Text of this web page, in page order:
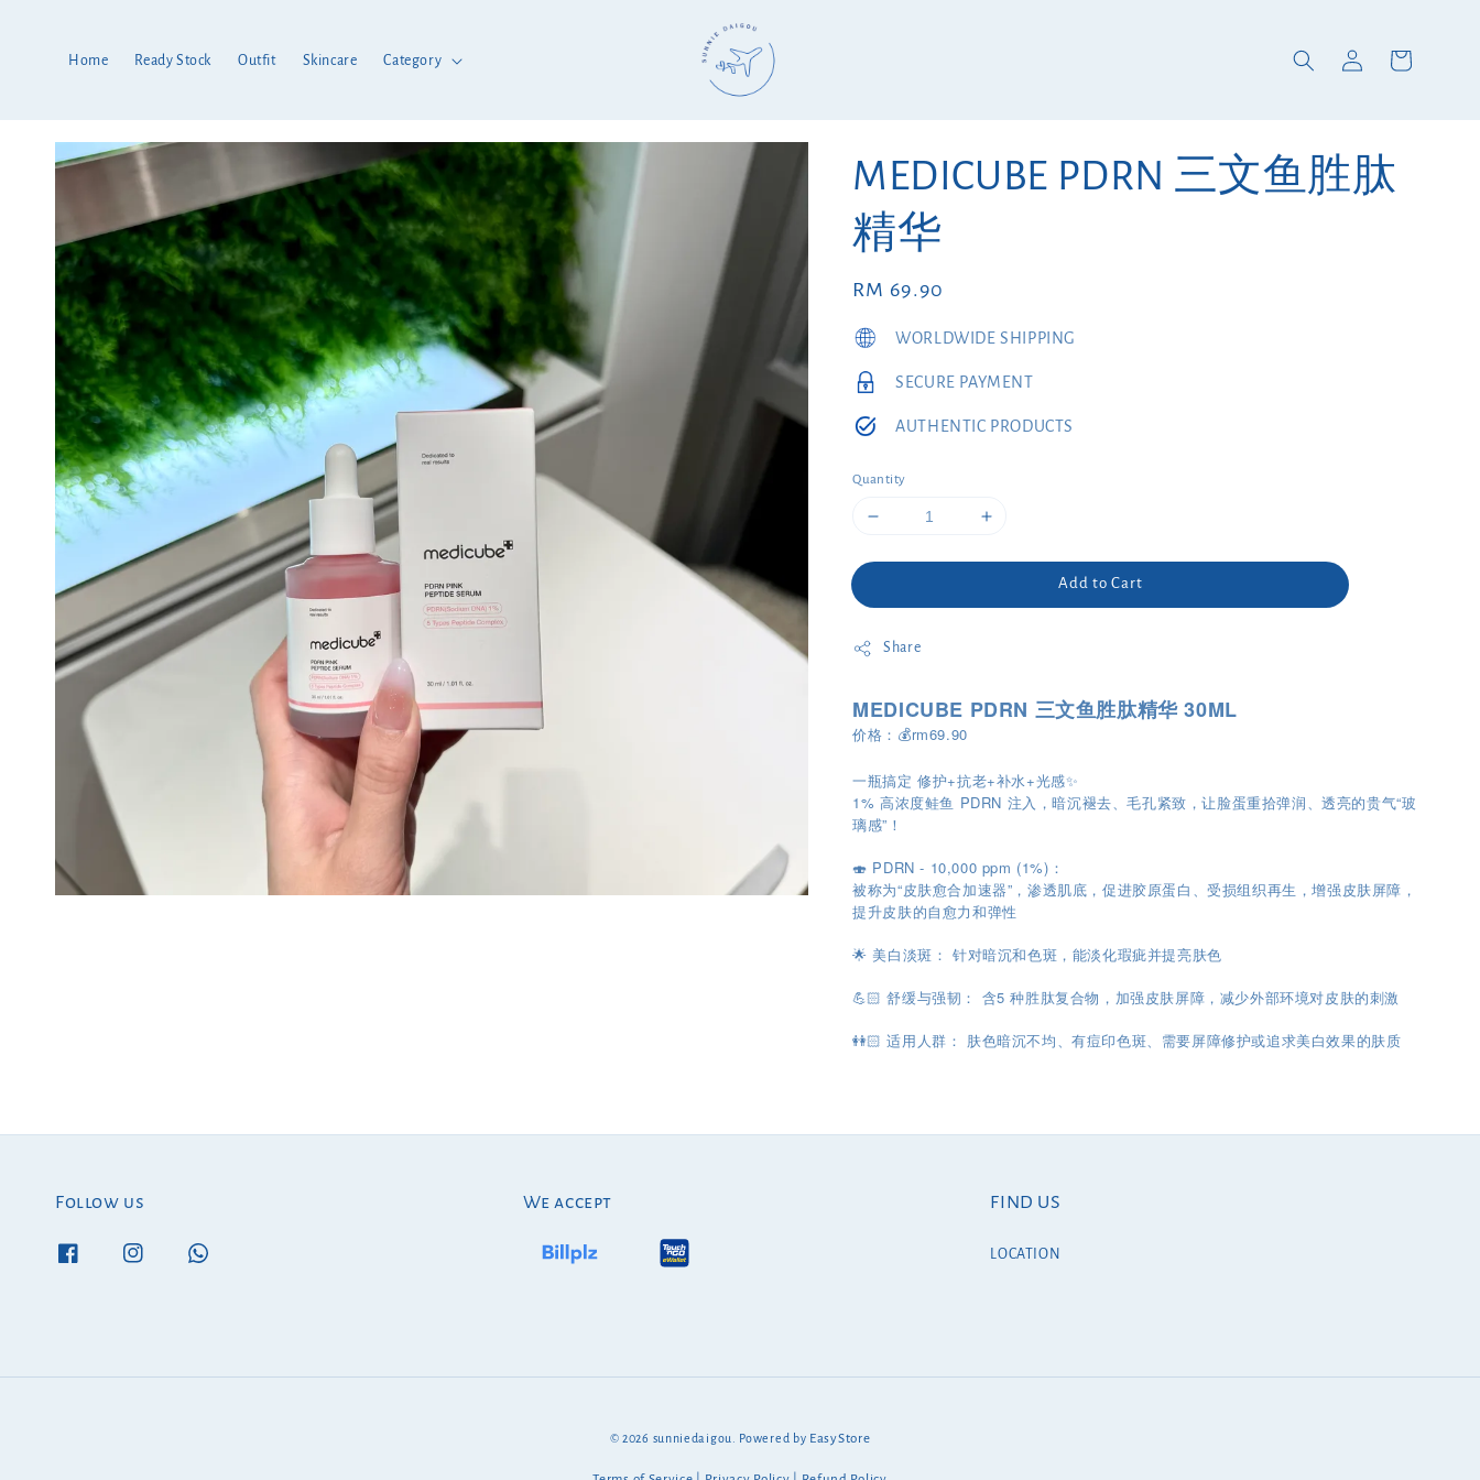
Home Ready Stock Outfit Skincare Category
MEDICUBE PDRN 三文鱼胜肽
精华
Regular
price
RM 69.90
WORLDWIDE SHIPPING
SECURE PAYMENT
AUTHENTIC PRODUCTS
Quantity
Add to Cart
Share
MEDICUBE PDRN 三文鱼胜肽精华 30ML
价格：💰rm69.90
一瓶搞定 修护+抗老+补水+光感✨
1% 高浓度鲑鱼 PDRN 注入，暗沉褪去、毛孔紧致，让脸蛋重拾弹润、透亮的贵气“玻
璃感”！
🍣 PDRN - 10,000 ppm (1%)：
被称为“皮肤愈合加速器”，渗透肌底，促进胶原蛋白、受损组织再生，增强皮肤屏障，
提升皮肤的自愈力和弹性
🌟 美白淡斑： 针对暗沉和色斑，能淡化瑕疵并提亮肤色
💪🏻 舒缓与强韧： 含5 种胜肽复合物，加强皮肤屏障，减少外部环境对皮肤的刺激
👭🏻 适用人群： 肤色暗沉不均、有痘印色斑、需要屏障修护或追求美白效果的肤质
Follow us We accept FIND US
LOCATION
© 2026 sunniedaigou. Powered by EasyStore